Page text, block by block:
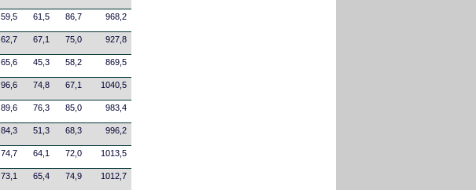
59,5 61,5 86,7 968,2
62,7 67,1 75,0 927,8
65,6 45,3 58,2 869,5
96,6 74,8 67,1 1040,5
89,6 76,3 85,0 983,4
84,3 51,3 68,3 996,2
74,7 64,1 72,0 1013,5
73,1 65,4 74,9 1012,7